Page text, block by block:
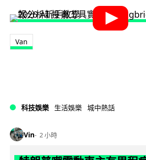
Van
科技娛樂 生活娛樂 城中熱話
Vin 2 小時